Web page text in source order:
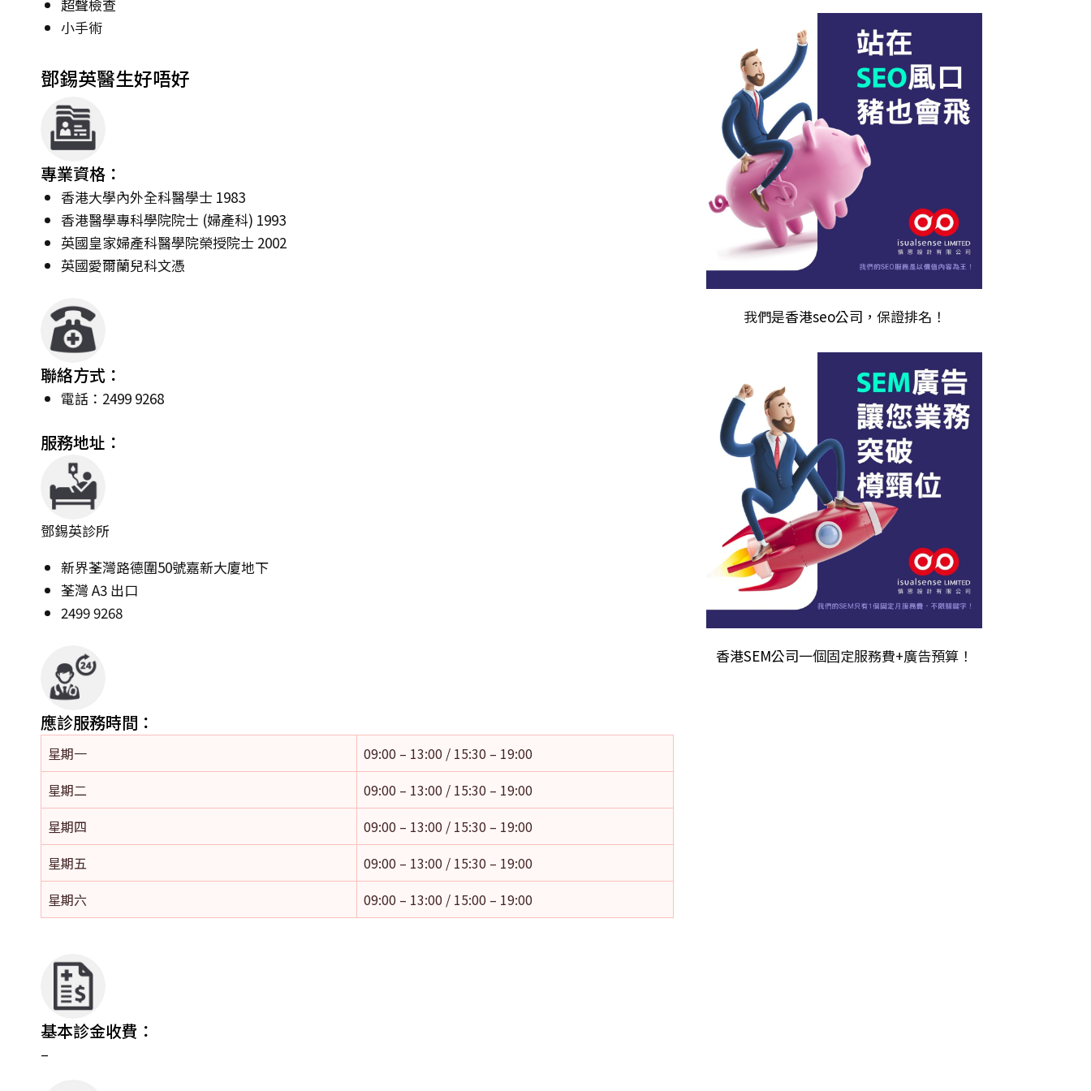
超聲檢查
小手術
鄧錫英醫生好唔好
專業資格：
香港大學內外全科醫學士 1983
香港醫學專科學院院士 (婦產科) 1993
英國皇家婦產科醫學院榮授院士 2002
英國愛爾蘭兒科文憑
聯絡方式：
電話：2499 9268
服務地址：
鄧錫英診所
新界荃灣路德圍50號嘉新大廈地下
荃灣 A3 出口
2499 9268
應診服務時間：
星期一
09:00 – 13:00 / 15:30 – 19:00
星期二
09:00 – 13:00 / 15:30 – 19:00
星期四
09:00 – 13:00 / 15:30 – 19:00
星期五
09:00 – 13:00 / 15:30 – 19:00
星期六
09:00 – 13:00 / 15:00 – 19:00
基本診金收費：
–
我們是香港seo公司 ，保證排名！
香港SEM公司一個固定服務費+廣告預算！